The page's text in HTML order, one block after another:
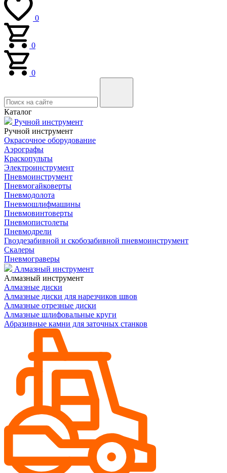
0
0
0
Каталог
Ручной инструмент
Ручной инструмент
Окрасочное оборудование
Аэрографы
Краскопульты
Электроинструмент
Пневмоинструмент
Пневмогайковерты
Пневмодолота
Пневмошлифмашины
Пневмовинтоверты
Пневмопистолеты
Пневмодрели
Гвоздезабивной и скобозабивной пневмоинструмент
Скалеры
Пневмограверы
Алмазный инструмент
Алмазный инструмент
Алмазные диски
Алмазные диски для нарезчиков швов
Алмазные отрезные диски
Алмазные шлифовальные круги
Абразивные камни для заточных станков